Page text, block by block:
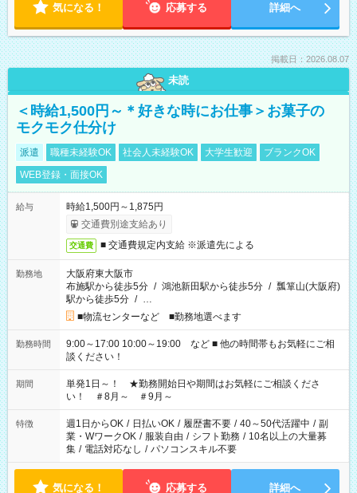
気になる！ 応募する 詳細へ
掲載日：2026.08.07
未読
＜時給1,500円～＊好きな時にお仕事＞お菓子の
モクモク仕分け
派遣 職種未経験OK 社会人未経験OK 大学生歓迎
ブランクOK
WEB登録・面接OK
給与
時給1,500円～1,875円
交通費別途支給あり
交通費 ■ 交通費規定内支給 ※派遣先による
勤務地
大阪府東大阪市
布施駅から徒歩5分 / 鴻池新田駅から徒歩5分 / 瓢箪山(大阪府)
駅から徒歩5分 / …
■物流センターなど ■勤務地選べます
勤務時間
9:00～17:00 10:00～19:00 など ■ 他の時間帯もお気軽にご相
談ください！
期間
単発1日～！ ★勤務開始日や期間はお気軽にご相談くださ
い！ ＃8月～ ＃9月～
特徴 週1日からOK / 日払いOK / 履歴書不要 / 40～50代活躍中 / 副
業・WワークOK / 服装自由 / シフト勤務 / 10名以上の大量募
集 / 電話対応なし / パソコンスキル不要
気になる！ 応募する 詳細へ